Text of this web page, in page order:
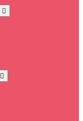

